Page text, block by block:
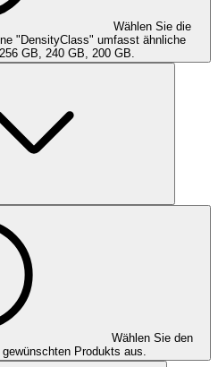
Wählen Sie die
"DensityClass" umfasst ähnliche
z. B. 256 GB, 240 GB, 200 GB.
Wählen Sie den
Produkts aus.